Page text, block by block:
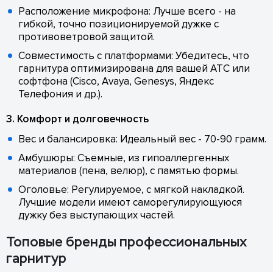
Расположение микрофона: Лучше всего - на
гибкой, точно позиционируемой дужке с
противоветровой защитой.
Совместимость с платформами: Убедитесь, что
гарнитура оптимизирована для вашей АТС или
софтфона (Cisco, Avaya, Genesys, Яндекс
Телефония и др.).
3. Комфорт и долговечность
Вес и балансировка: Идеальный вес - 70-90 грамм.
Амбушюры: Съемные, из гипоаллергенных
материалов (пена, велюр), с памятью формы.
Оголовье: Регулируемое, с мягкой накладкой.
Лучшие модели имеют саморегулирующуюся
дужку без выступающих частей.
Топовые бренды профессиональных
гарнитур